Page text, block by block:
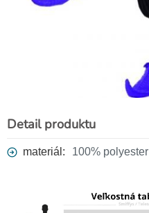
Detail produktu
materiál: 100% polyester